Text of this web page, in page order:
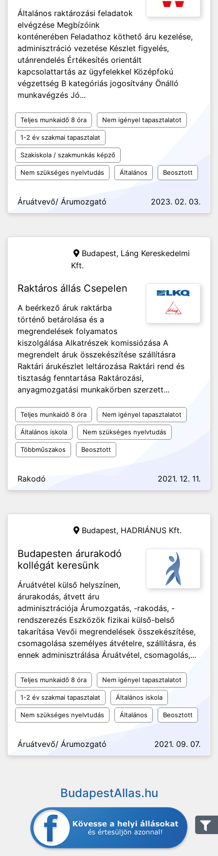
Általános raktározási feladatok
elvégzése Megbízóink
konténerében Feladathoz köthető áru kezelése,
adminisztráció vezetése Készlet figyelés,
utánrendelés Értékesítés orientált
kapcsolattartás az ügyfelekkel Középfokú
végzettség B kategóriás jogosítvány Önálló
munkavégzés Jó...
Teljes munkaidő 8 óra Nem igényel tapasztalatot
1-2 év szakmai tapasztalat
Szakiskola / szakmunkás képző
Nem szükséges nyelvtudás Általános Beosztott
Áruátvevő/ Árumozgató 2023. 02. 03.
Budapest, Láng Kereskedelmi
Kft.
Raktáros állás Csepelen
A beérkező áruk raktárba
történő betárolása és a
megrendelések folyamatos
kiszolgálása Alkatrészek komissiózása A
megrendelt áruk összekészítése szállításra
Raktári árukészlet leltározása Raktári rend és
tisztaság fenntartása Raktározási,
anyagmozgatási munkakörben szerzett...
Teljes munkaidő 8 óra Nem igényel tapasztalatot
Általános iskola Nem szükséges nyelvtudás
Többműszakos Beosztott
Rakodó 2021. 12. 11.
Budapest, HADRIÁNUS Kft.
Budapesten árurakodó
kollégát keresünk
Áruátvétel külső helyszínen,
árurakodás, átvett áru
adminisztrációja Árumozgatás, -rakodás, -
rendszerezés Eszközök fizikai külső-belső
takarítása Vevői megrendelések összekészítése,
csomagolása személyes átvételre, szállításra, és
ennek adminisztrálása Áruátvétel, csomagolás,...
Teljes munkaidő 8 óra Nem igényel tapasztalatot
1-2 év szakmai tapasztalat Általános iskola
Nem szükséges nyelvtudás Általános Beosztott
Áruátvevő/ Árumozgató 2021. 09. 07.
BudapestAllas.hu